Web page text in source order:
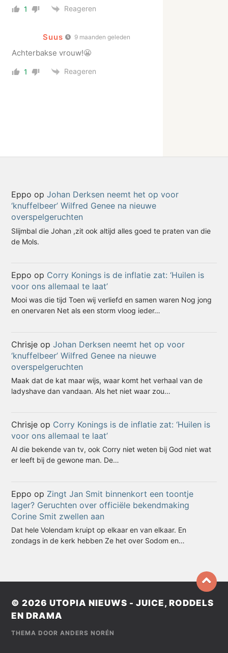
1 Reageren
Suus 9 maanden geleden
Achterbakse vrouw!😬
1 Reageren
Eppo opJohan Derksen neemt het op voor
‘knuffelbeer’ Wilfred Genee na nieuwe
overspelgeruchten
Slijmbal die Johan ,zit ook altijd alles goed te praten van die
de Mols.
Eppo op Corry Konings is de inflatie zat: ‘Huilen is
voor ons allemaal te laat’
Mooi was die tijd Toen wij verliefd en samen waren Nog jong
en onervaren Net als een storm vloog ieder…
Chrisje opJohan Derksen neemt het op voor
‘knuffelbeer’ Wilfred Genee na nieuwe
overspelgeruchten
Maak dat de kat maar wijs, waar komt het verhaal van de
ladyshave dan vandaan. Als het niet waar zou…
Chrisje op Corry Konings is de inflatie zat: ‘Huilen is
voor ons allemaal te laat’
Al die bekende van tv, ook Corry niet weten bij God niet wat
er leeft bij de gewone man. De…
Eppo op Zingt Jan Smit binnenkort een toontje
lager? Geruchten over officiële bekendmaking
Corine Smit zwellen aan
Dat hele Volendam kruipt op elkaar en van elkaar. En
zondags in de kerk hebben Ze het over Sodom en…
© 2026UTOPIA NIEUWS - JUICE, RODDELS
EN DRAMA
THEMA DOOR ANDERS NORÉN